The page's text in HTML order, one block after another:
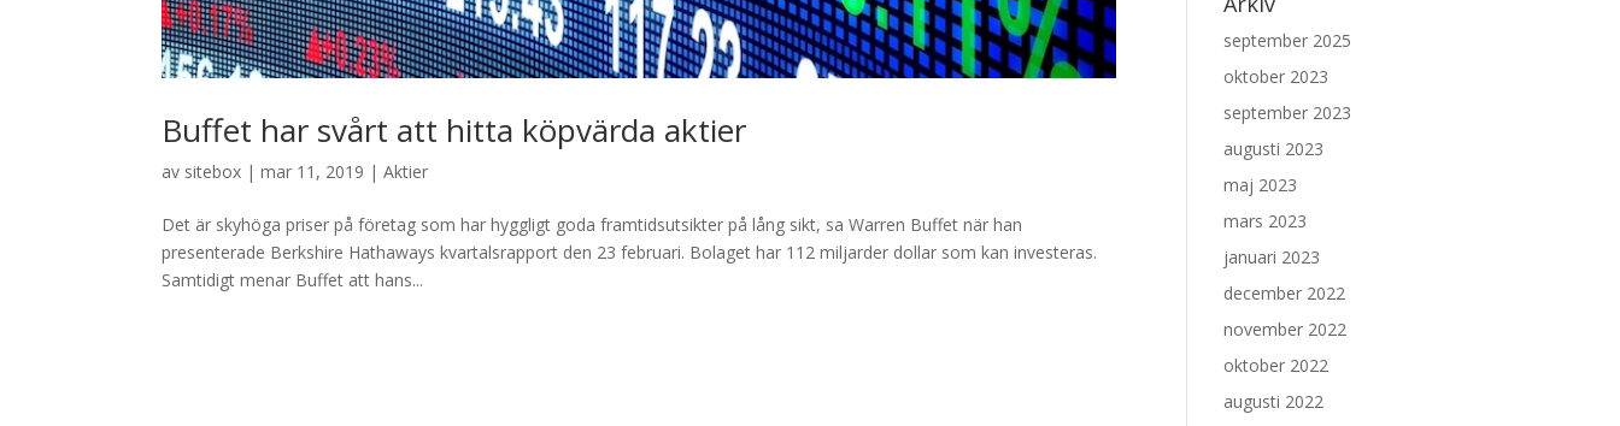
Buffet har svårt att hitta köpvärda aktier
av sitebox |mar 11, 2019 |Aktier
Det är skyhöga priser på företag som har hyggligt goda framtidsutsikter på lång sikt, sa Warren Buffet när han
presenterade Berkshire Hathaways kvartalsrapport den 23 februari. Bolaget har 112 miljarder dollar som kan investeras.
Samtidigt menar Buffet att hans...
september 2025
oktober 2023
september 2023
augusti 2023
maj 2023
mars 2023
januari 2023
december 2022
november 2022
oktober 2022
augusti 2022